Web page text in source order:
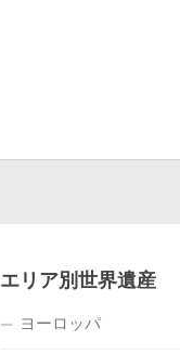
エリア別世界遺産
ヨーロッパ